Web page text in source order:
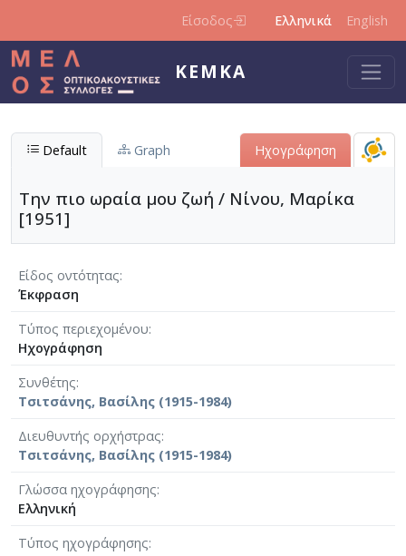
Είσοδος Ελληνικά English
ΚΕΜΚΑ
Default Graph Ηχογράφηση
Την πιο ωραία μου ζωή / Νίνου, Μαρίκα
[1951]
Είδος οντότητας
Έκφραση
Τύπος περιεχομένου
Ηχογράφηση
Συνθέτης
Τσιτσάνης, Βασίλης (1915-1984)
Διευθυντής ορχήστρας
Τσιτσάνης, Βασίλης (1915-1984)
Γλώσσα ηχογράφησης
Ελληνική
Τύπος ηχογράφησης